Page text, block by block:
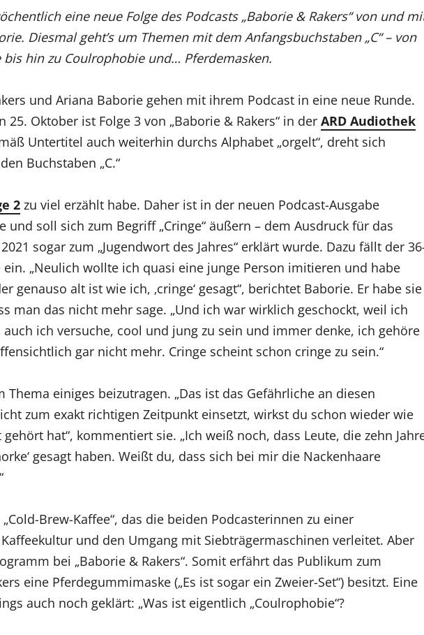
eine neue Folge des Podcasts „Baborie & Rakers“ von und
Diesmal geht’s um Themen mit dem Anfangsbuchstaben „C“ – von
bis hin zu Coulrophobie und… Pferdemasken.
und Ariana Baborie gehen mit ihrem Podcast in eine neue Runde.
25. Oktober ist Folge 3 von „Baborie & Rakers“ in der ARD Audiothek
Untertitel auch weiterhin durchs Alphabet „orgelt“, dreht sich
Buchstaben „C.“
2 zu viel erzählt habe. Daher ist in der neuen Podcast-Ausgabe
und soll sich zum Begriff „Cringe“ äußern – dem Ausdruck für das
sogar zum „Jugendwort des Jahres“ erklärt wurde. Dazu fällt der
ein. „Neulich wollte ich quasi eine junge Person imitieren und habe
genauso alt ist wie ich, ‚cringe‘ gesagt“, berichtet Baborie. Er habe sie
man das nicht mehr sage. „Und ich war wirklich geschockt, weil ich
auch ich versuche, cool und jung zu sein und immer denke, ich gehöre
gar nicht mehr. Cringe scheint schon cringe zu sein.“
Thema einiges beizutragen. „Das ist das Gefährliche an diesen
zum exakt richtigen Zeitpunkt einsetzt, wirkst du schon wieder wie
hat“, kommentiert sie. „Ich weiß noch, dass Leute, die zehn
gesagt haben. Weißt du, dass sich bei mir die Nackenhaare
Brew-Kaffee“, das die beiden Podcasterinnen zu einer
und den Umgang mit Siebträgermaschinen verleitet. Aber
bei „Baborie & Rakers“. Somit erfährt das Publikum zum
eine Pferdegummimaske („Es ist sogar ein Zweier-Set“) besitzt. Eine
auch noch geklärt: „Was ist eigentlich „Coulrophobie“?